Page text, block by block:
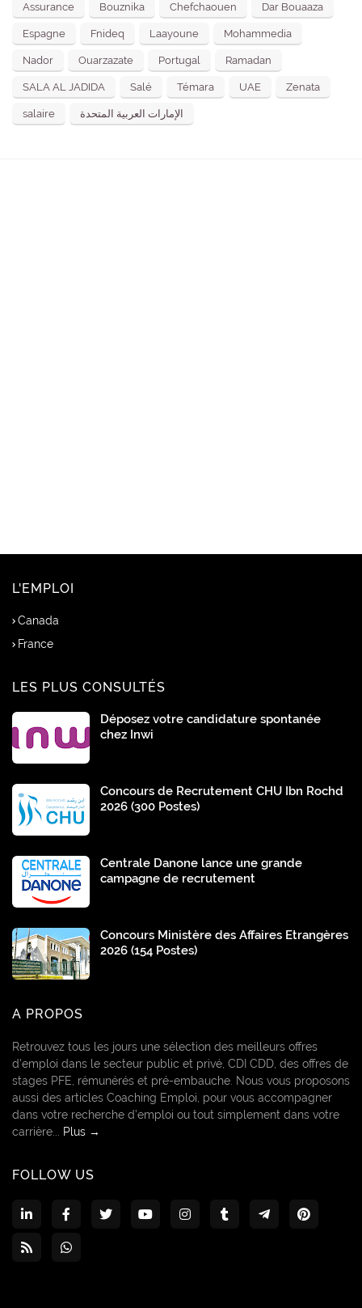
Assurance Bouznika Chefchaouen Dar Bouaaza
Espagne Fnideq Laayoune Mohammedia
Nador Ouarzazate Portugal Ramadan
SALA AL JADIDA Salé Témara UAE Zenata
salaire الإمارات العربية المتحدة
L'EMPLOI
Canada
France
LES PLUS CONSULTÉS
Déposez votre candidature spontanée
chez Inwi
Concours de Recrutement CHU Ibn Rochd
2026 (300 Postes)
Centrale Danone lance une grande
campagne de recrutement
Concours Ministère des Affaires Etrangères
2026 (154 Postes)
A PROPOS
Retrouvez tous les jours une sélection des meilleurs offres
d’emploi dans le secteur public et privé, CDI CDD, des offres de
stages PFE, rémunérés et pré-embauche. Nous vous proposons
aussi des articles Coaching Emploi, pour vous accompagner
dans votre recherche d’emploi ou tout simplement dans votre
carrière...
Plus →
FOLLOW US